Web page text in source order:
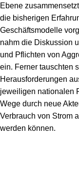
Ebene
die bisherigen
Geschäftsmodelle
nahm die Diskussion
und Pflichten von
ein. Ferner tauschten
Herausforderungen
jeweiligen nationalen
Wege durch neue
Verbrauch von Strom
werden können.